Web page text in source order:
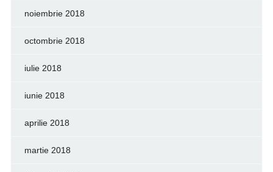
noiembrie 2018
octombrie 2018
iulie 2018
iunie 2018
aprilie 2018
martie 2018